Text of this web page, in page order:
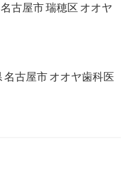
古屋市 瑞穂区 オオヤ
名古屋市 オオヤ歯科医